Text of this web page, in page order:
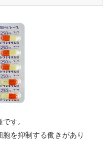
す。
を抑制する働きがあり